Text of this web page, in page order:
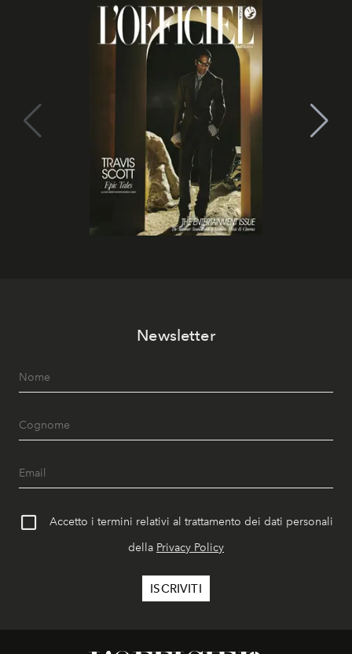
Newsletter
Accetto i termini relativi al trattamento dei dati personali
della Privacy Policy